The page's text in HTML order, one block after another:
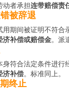
动者承担连带赔偿责
被辞退
用期间被证明不符
济补偿或赔偿金。派
身符合法定条件进行
济补偿。标准同上。
终止